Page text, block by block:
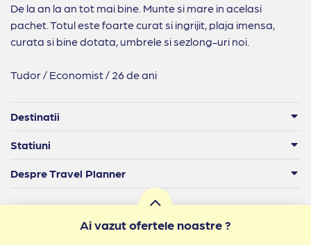
De la an la an tot mai bine. Munte si mare in acelasi
pachet. Totul este foarte curat si ingrijit, plaja imensa,
curata si bine dotata, umbrele si sezlong-uri noi.
Tudor / Economist / 26 de ani
Destinatii
Statiuni
Despre Travel Planner
Informatii legale: RO 25989308 | Licență turism: 1875 / 16.05.2019 |www.anpc.ro
Ai vazut ofertele noastre ?